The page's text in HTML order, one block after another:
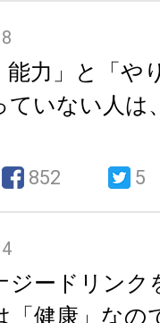
能力」と「や
ていない人は
852 5
ジードリンク
「健康」なの